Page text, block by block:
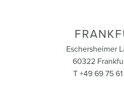
Eschersheimer
60322
T +49 69 75